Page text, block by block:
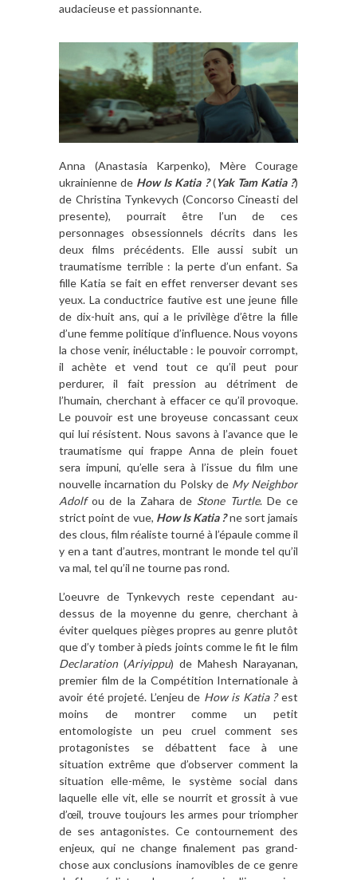
audacieuse et passionnante.
Anna (Anastasia Karpenko), Mère Courage
ukrainienne de How Is Katia ? (YakTam Katia ?)
de Christina Tynkevych (Concorso Cineasti del
presente), pourrait être l’un de ces
personnages obsessionnels décrits dans les
deux films précédents. Elle aussi subit un
traumatisme terrible : la perte d’un enfant. Sa
fille Katia se fait en effet renverser devant ses
yeux. La conductrice fautive est une jeune fille
de dix-huit ans, qui a le privilège d’être la fille
d’une femme politique d’influence. Nous voyons
la chose venir, inéluctable : le pouvoir corrompt,
il achète et vend tout ce qu’il peut pour
perdurer, il fait pression au détriment de
l’humain, cherchant à effacer ce qu’il provoque.
Le pouvoir est une broyeuse concassant ceux
qui lui résistent. Nous savons à l’avance que le
traumatisme qui frappe Anna de plein fouet
sera impuni, qu’elle sera à l’issue du film une
nouvelle incarnation du Polsky de My Neighbor
Adolfou de la Zahara de Stone Turtle. De ce
strict point de vue, How Is Katia ?ne sort jamais
des clous, film réaliste tourné à l’épaule comme il
y en a tant d’autres, montrant le monde tel qu’il
va mal, tel qu’il ne tourne pas rond.
L’oeuvre de Tynkevych reste cependant au-
dessus de la moyenne du genre, cherchant à
éviter quelques pièges propres au genre plutôt
que d’y tomber à pieds joints comme le fit le film
Declaration (Ariyippu) de Mahesh Narayanan,
premier film de la Compétition Internationale à
avoir été projeté. L’enjeu de How is Katia ?est
moins de montrer comme un petit
entomologiste un peu cruel comment ses
protagonistes se débattent face à une
situation extrême que d’observer comment la
situation elle-même, le système social dans
laquelle elle vit, elle se nourrit et grossit à vue
d’œil, trouve toujours les armes pour triompher
de ses antagonistes. Ce contournement des
enjeux, qui ne change finalement pas grand-
chose aux conclusions inamovibles de ce genre